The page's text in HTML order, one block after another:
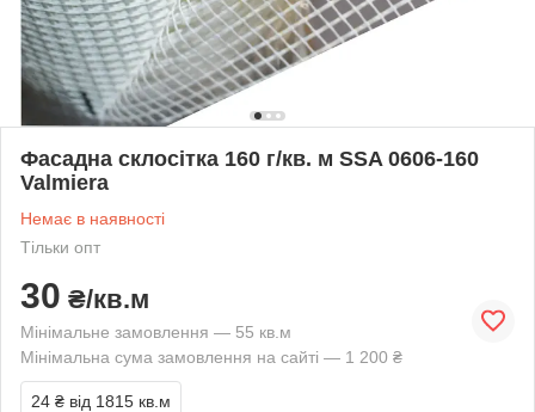
Фасадна склосітка 160 г/кв. м SSA 0606-160
Valmiera
Немає в наявності
Тільки опт
30 ₴/кв.м
Мінімальне замовлення — 55 кв.м
Мінімальна сума замовлення на сайті — 1 200 ₴
24 ₴ від 1815 кв.м